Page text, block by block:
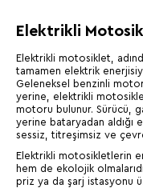
Elektrikli
Elektrikli motosiklet,
tamamen elektrik
Geleneksel benzinli
yerine, elektrikli
motoru bulunur. Sürücü,
yerine bataryadan aldığı
sessiz, titreşimsiz ve
Elektrikli motosikletlerin
hem de ekolojik
priz ya da şarj istasyonu